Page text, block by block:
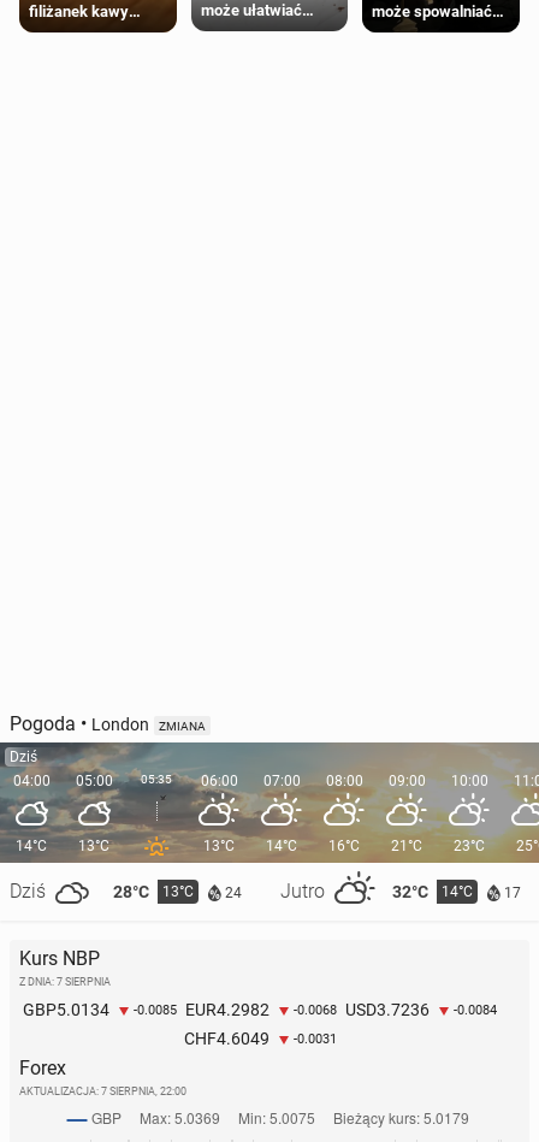
filiżanek kawy
dziennie jest
może ułatwiać
trening siłowy
może spowalniać
starzenie
Pogoda • London ZMIANA
Dziś
04:00
14°C
Dziś 28°C 13°C 24 Jutro 32°C 14°C 17
05:00
13°C
05:35 06:00
13°C
07:00
14°C
08:00
16°C
09:00
21°C
10:00
23°C
Kurs NBP
Z DNIA: 7 SIERPNIA
GBP5.0134 -0.0085 EUR4.2982 -0.0068 USD3.7236 -0.0084
CHF4.6049 -0.0031
Forex
AKTUALIZACJA: 7 SIERPNIA, 22:00